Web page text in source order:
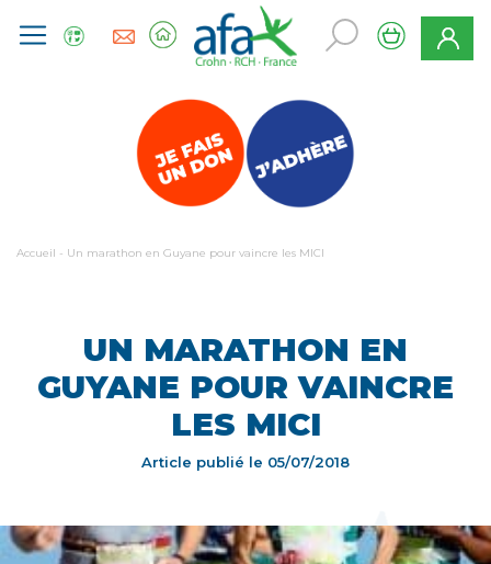
Accueil - Un marathon en Guyane pour vaincre les MICI
UN MARATHON EN
GUYANE POUR VAINCRE
LES MICI
Article publié le 05/07/2018